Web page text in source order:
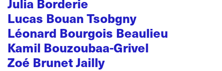
Lucas Bouan Tsobgny
Léonard Bourgois Beaulieu
Kamil Bouzoubaa-Grivel
Zoé Brunet Jailly